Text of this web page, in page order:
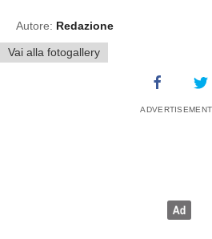
Autore: Redazione
Vai alla fotogallery